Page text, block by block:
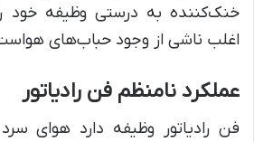
خنک‌کننده به درستی وظیفه خود
اغلب ناشی از وجود حباب‌های
عملکرد نامنظم فن رادیاتور
فن رادیاتور وظیفه دارد هوای